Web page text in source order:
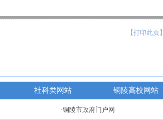
【打印此页】
社科类网站 铜陵高校网站
·铜陵市政府门户网